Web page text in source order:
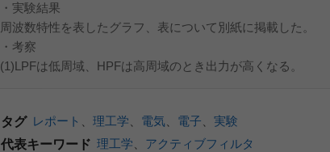
・実験結果
周波数特性を表したグラフ、表について別紙に掲載した。
・考察
(1)LPFは低周域、HPFは高周域のとき出力が高くなる。
タグ レポート 理工学 電気 電子
実験
代表キーワード 理工学 アクティブフィルタ